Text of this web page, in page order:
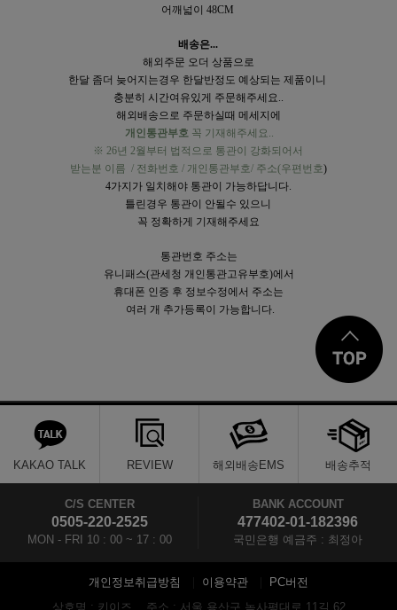
어깨넓이 48CM
배송은...
해외주문 오더 상품으로
한달 좀더 늦어지는경우 한달반정도 예상되는 제품이니
충분히 시간여유있게 주문해주세요..
해외배송으로 주문하실때 메세지에
개인통관부호 꼭 기재해주세요..
※ 26년 2월부터 법적으로 통관이 강화되어서
받는분 이름 / 전화번호 / 개인통관부호/ 주소(우편번호)
4가지가 일치해야 통관이 가능하답니다.
틀린경우 통관이 안될수 있으니
꼭 정확하게 기재해주세요
통관번호 주소는
유니패스(관세청 개인통관고유부호)에서
휴대폰 인증 후 정보수정에서 주소는
여러 개 추가등록이 가능합니다.
KAKAO TALK REVIEW 해외배송EMS 배송추적
C/S CENTER
0505-220-2525
MON - FRI 10 : 00 ~ 17 : 00
BANK ACCOUNT
477402-01-182396
국민은행 예금주 : 최정아
개인정보취급방침 이용약관
PC버전
상호명 : 키이즈
주소 : 서울 용산구 녹사평대로 11길 62